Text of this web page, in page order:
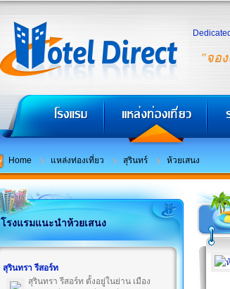
"จอ
Home แหล่งท่องเที่ยว สุรินทร์ ห้วยเสนง
โรงแรมแนะนำห้วยเสนง
สุรินทรา รีสอร์ท
สุรินทรา รีสอร์ท ตั้งอยู่ในย่าน เมือง